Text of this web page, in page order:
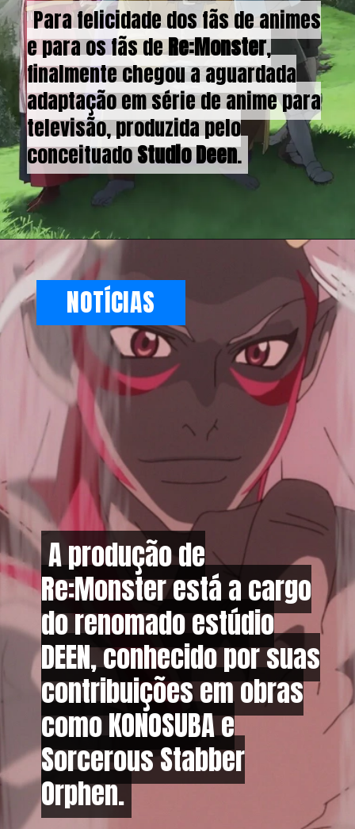
Para felicidade dos fãs de animes
e para os fãs deRe:Monster,
finalmente chegou a aguardada
adaptação em série de anime para
televisão, produzida pelo
conceituadoStudio Deen.
Para felicidade dos fãs de animes
e para os fãs deRe:Monster,
finalmente chegou a aguardada
adaptação em série de anime para
televisão, produzida pelo
conceituadoStudio Deen.
A produção de
Re:Monster está a cargo
do renomado estúdio
DEEN, conhecido por suas
contribuições em obras
como KONOSUBA e
Sorcerous Stabber
Orphen.
A produção de
Re:Monster está a cargo
do renomado estúdio
DEEN, conhecido por suas
contribuições em obras
como KONOSUBA e
Sorcerous Stabber
Orphen.
NOTÍCIAS